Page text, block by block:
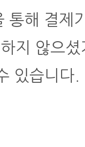
통해 결제
지 않으
있습니다.